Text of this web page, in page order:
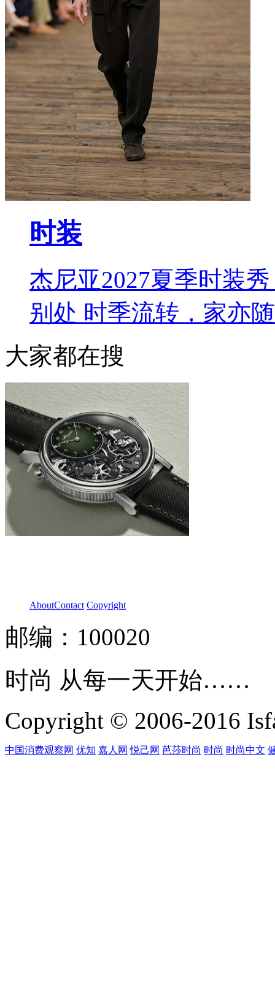
时装
杰尼亚2027夏季时装
别处 时季流转，家亦
大家都在搜
AboutContact Copyright
邮编：100020
时尚 从每一天开始……
Copyright © 2006-2016
中国消费观察网 优知 嘉人网 悦己网 芭莎时尚 时尚 时尚中文